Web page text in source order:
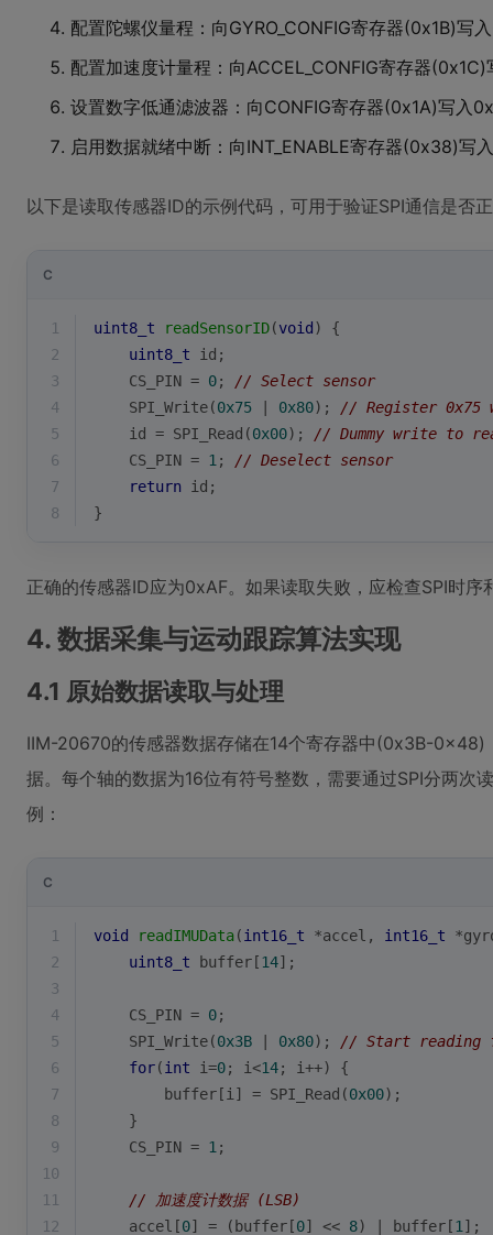
配置陀螺仪量程：向GYRO_CONFIG寄存器(0x1B)写
配置加速度计量程：向ACCEL_CONFIG寄存器
设置数字低通滤波器：向CONFIG寄存器(0x1A)写入
启用数据就绪中断：向INT_ENABLE寄存器(0x38)写
以下是读取传感器ID的示例代码，可用于验证SPI通信是否
C
1 uint8_t readSensorID(void )
{
2
uint8_t id;
3
    CS_PIN =
0; // Select sensor
4
    SPI_Write(
0x75 0x80); // Register
5
    id = SPI_Read(
0x00); // Dummy write to
6
    CS_PIN =
1 ; // Deselect sensor
7
return id;
8
}
正确的传感器ID应为0xAF。如果读取失败，应检查SPI时序
4. 数据采集与运动跟踪算法实现
4.1 原始数据读取与处理
IIM-20670的传感器数据存储在14个寄存器中(0x3B-0x48)
据。每个轴的数据为16位有符号整数，需要通过SPI分两次
例：
C
1 void readIMUData(int16_t *accel, int16_t
2
uint8_t buffer[14];
3
4
    CS_PIN =
0;
5
    SPI_Write(
0x3B 0x80); // Start reading
6
for(int i=0; i<14; i++) {
7
        buffer[i] = SPI_Read(
0x00);
8
    }
9
    CS_PIN =
1 ;
10
11
// 加速度计数据 (LSB)
12
    accel[
0] = (buffer[0] << 8) | buffer[1